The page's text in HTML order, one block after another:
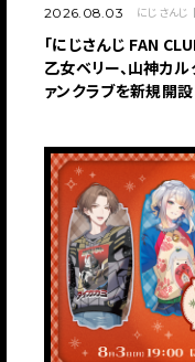
2026.08.03 にじさんじ
「にじさんじ FAN
乙女ベリー、山神カル
ァンクラブを新規開設